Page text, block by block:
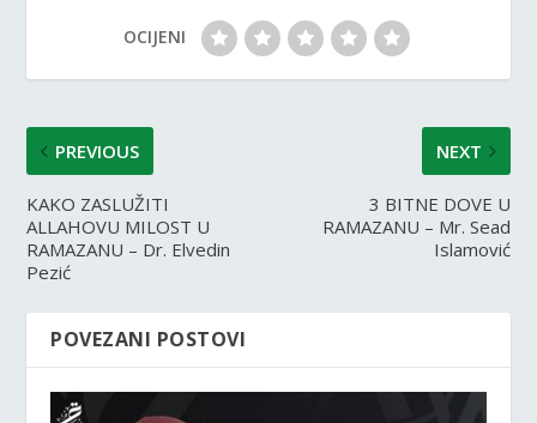
OCIJENI
PREVIOUS
KAKO ZASLUŽITI
ALLAHOVU MILOST U
RAMAZANU – Dr. Elvedin
Pezić
NEXT
3 BITNE DOVE U
RAMAZANU – Mr. Sead
Islamović
POVEZANI POSTOVI